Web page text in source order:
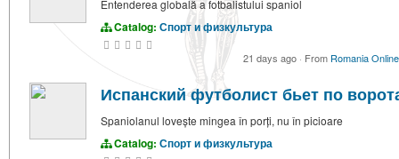
Entenderea globală a fotbalistului spaniol
Catalog: Спорт и физкультура
21 days ago · From Romania Online
Испанский футболист бьет по
Spaniolanul lovește mingea în porți, nu în picioare
Catalog: Спорт и физкультура